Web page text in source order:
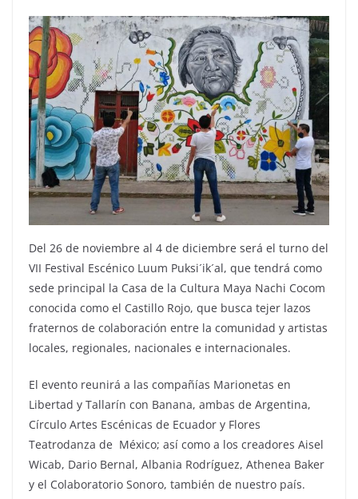
Del 26 de noviembre al 4 de diciembre será el turno del
VII Festival Escénico Luum Puksi´ik´al, que tendrá como
sede principal la Casa de la Cultura Maya Nachi Cocom
conocida como el Castillo Rojo, que busca tejer lazos
fraternos de colaboración entre la comunidad y artistas
locales, regionales, nacionales e internacionales.
El evento reunirá a las compañías Marionetas en
Libertad y Tallarín con Banana, ambas de Argentina,
Círculo Artes Escénicas de Ecuador y Flores
Teatrodanza de México; así como a los creadores Aisel
Wicab, Dario Bernal, Albania Rodríguez, Athenea Baker
y el Colaboratorio Sonoro, también de nuestro país.